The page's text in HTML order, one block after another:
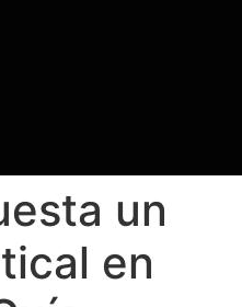
un
en